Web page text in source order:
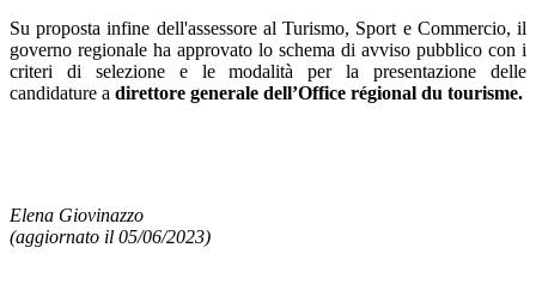
Su proposta infine dell'assessore al Turismo, Sport e Commercio, il
governo regionale ha approvato lo schema di avviso pubblico con i
criteri di selezione e le modalità per la presentazione delle
candidature a direttore generale dell’Office régional du tourisme.
Elena Giovinazzo
(aggiornato il 05/06/2023)